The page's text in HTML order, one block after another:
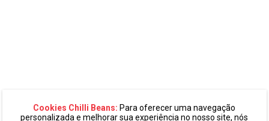
Cookies Chilli Beans: Para oferecer uma navegação
personalizada e melhorar sua experiência no nosso site, nós